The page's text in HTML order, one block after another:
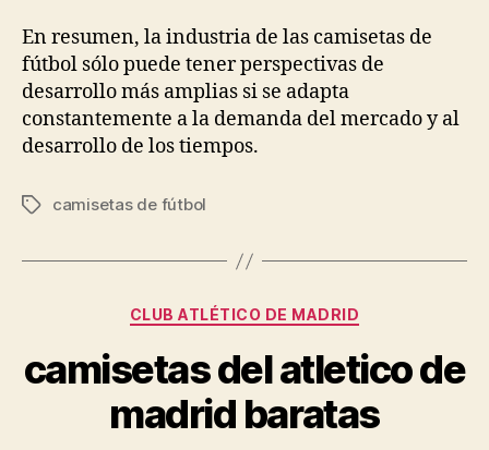
En resumen, la industria de las camisetas de
fútbol sólo puede tener perspectivas de
desarrollo más amplias si se adapta
constantemente a la demanda del mercado y al
desarrollo de los tiempos.
Etiquetas
camisetas de fútbol
Categorías
CLUB ATLÉTICO DE MADRID
camisetas del atletico de
madrid baratas